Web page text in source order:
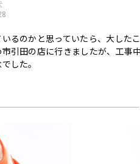
るのかと思っていたら、大した
引田の店に行きましたが、工事
した。
プードル白